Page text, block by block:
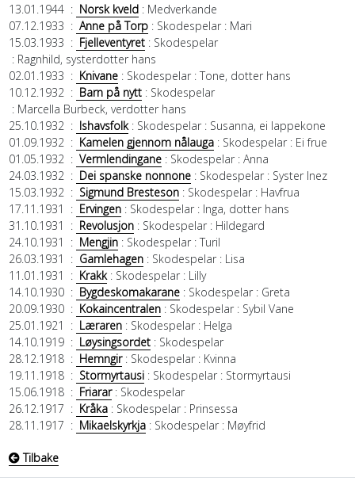
13.01.1944: Norsk kveld: Medverkande
07.12.1933 : Anne på Torp: Skodespelar: Mari
15.03.1933 : Fjelleventyret: Skodespelar
: Ragnhild, systerdotter hans
02.01.1933 : Knivane: Skodespelar: Tone, dotter hans
10.12.1932: Barn på nytt: Skodespelar
: Marcella Burbeck, verdotter hans
25.10.1932: Ishavsfolk: Skodespelar: Susanna, ei lappekone
01.09.1932: Kamelen gjennom nålauga: Skodespelar: Ei frue
01.05.1932: Vermlendingane: Skodespelar: Anna
24.03.1932: Dei spanske nonnone: Skodespelar: Syster Inez
15.03.1932: Sigmund Bresteson: Skodespelar: Havfrua
17.11.1931
: Ervingen: Skodespelar: Inga, dotter hans
31.10.1931
: Revolusjon: Skodespelar: Hildegard
24.10.1931
: Mengjin: Skodespelar: Turil
26.03.1931
: Gamlehagen: Skodespelar: Lisa
11.01.1931
: Krakk: Skodespelar: Lilly
14.10.1930: Bygdeskomakarane: Skodespelar: Greta
20.09.1930: Kokaincentralen: Skodespelar: Sybil Vane
25.01.1921
: Læraren: Skodespelar: Helga
14.10.1919: Løysingsordet: Skodespelar
28.12.1918: Hemngir: Skodespelar: Kvinna
19.11.1918: Stormyrtausi: Skodespelar: Stormyrtausi
15.06.1918: Friarar: Skodespelar
26.12.1917 : Kråka: Skodespelar: Prinsessa
28.11.1917 : Mikaelskyrkja: Skodespelar: Møyfrid
Tilbake